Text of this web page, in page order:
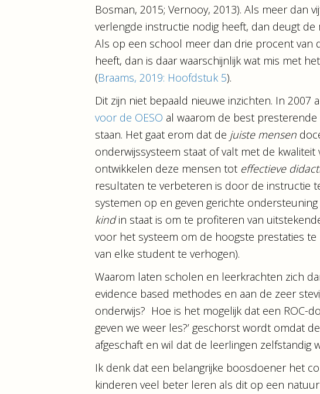
Bosman, 2015; Vernooy, 2013). Als meer dan
verlengde instructie nodig heeft, dan deugt de
Als op een school meer dan drie procent van
heeft, dan is daar waarschijnlijk wat mis met
(Braams, 2019: Hoofdstuk 5).
Dit zijn niet bepaald nieuwe inzichten. In 2007
voor de OESO al waarom de best
staan. Het gaat erom dat de juiste mensen
onderwijssysteem staat of valt met de kwaliteit
ontwikkelen deze mensen tot effectieve
resultaten te verbeteren is door de instructie
systemen op en geven gerichte
kindin staat is om te profiteren van
voor het systeem om de hoogste prestaties
van elke student te verhogen).
Waarom laten scholen en leerkrachten zich
evidence based methodes en aan de zeer
onderwijs? Hoe is het mogelijk dat een ROC-
geven we weer les?’ geschorst wordt omdat
afgeschaft en wil dat de leerlingen zelfstandig
Ik denk dat een belangrijke boosdoener het
kinderen veel beter leren als dit op een